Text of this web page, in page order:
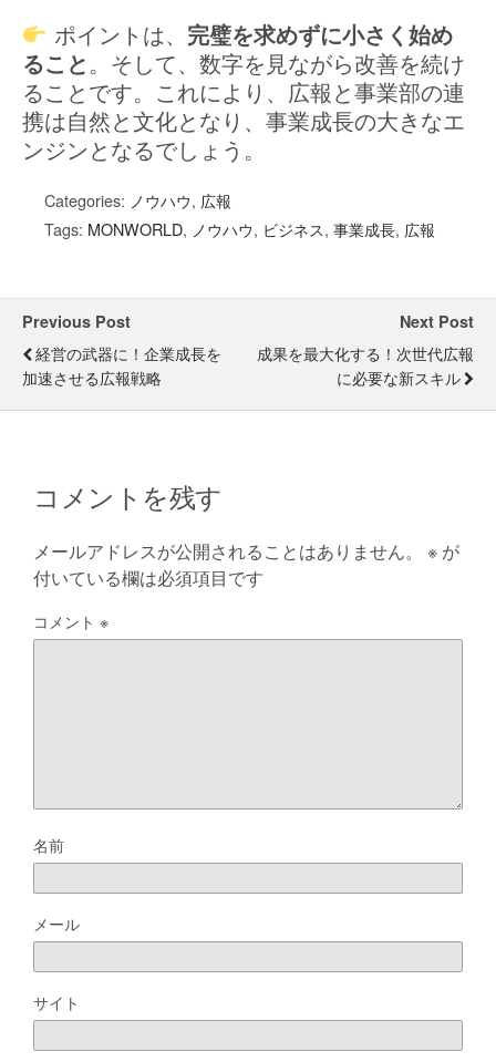
ポイントは、 完璧を求めずに小さく始め
ること。そして、数字を見ながら改善を続け
ることです。これにより、広報と事業部の連
携は自然と文化となり、事業成長の大きなエ
ンジンとなるでしょう。
Categories: ノウハウ, 広報
Tags: MONWORLD, ノウハウ, ビジネス, 事業成長, 広報
Previous Post
経営の武器に！企業成長を
加速させる広報戦略
Next Post
成果を最大化する！次世代広報
に必要な新スキル
コメントを残す
メールアドレスが公開されることはありません。 ※ が
付いている欄は必須項目です
コメント ※
名前
メール
サイト